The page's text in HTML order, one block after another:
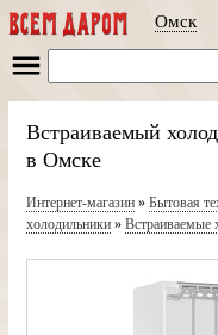
Омск
Встраиваемый
в Омске
Интернет-магазин» Бытовая
холодильники» Встраиваемые